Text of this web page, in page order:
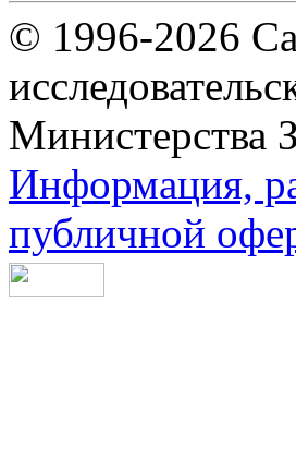
© 1996-2026
Министерства
Информация,
публичной